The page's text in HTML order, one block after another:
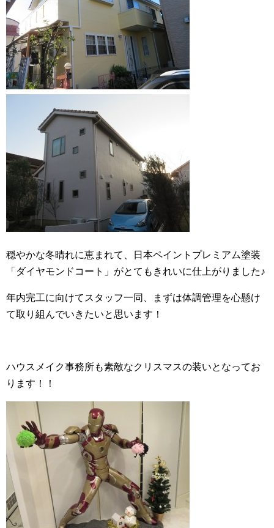
穏やかな冬晴れに恵まれて、日本ペイントプレミアム塗装
「ダイヤモンドコート」がとてもきれいに仕上がりました♪
年内完工に向けてスタッフ一同、まずは体調管理を心懸け
て取り組んでいきたいと思います！
ハウスメイク事務所も素敵なクリスマスの装いとなってお
ります！！